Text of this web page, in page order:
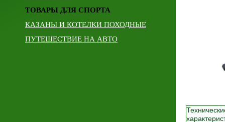
ТОВАРЫ ДЛЯ СПОРТА
КАЗАНЫ И КОТЕЛКИ ПОХОДНЫЕ
ПУТЕШЕСТВИЕ НА АВТО